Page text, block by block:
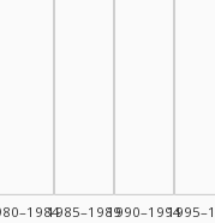
1975–1979: 1
1985–19891990–1994